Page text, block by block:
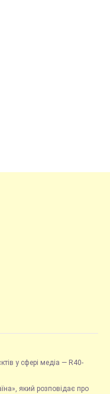
у сфері медіа — R40-
який розповідає про